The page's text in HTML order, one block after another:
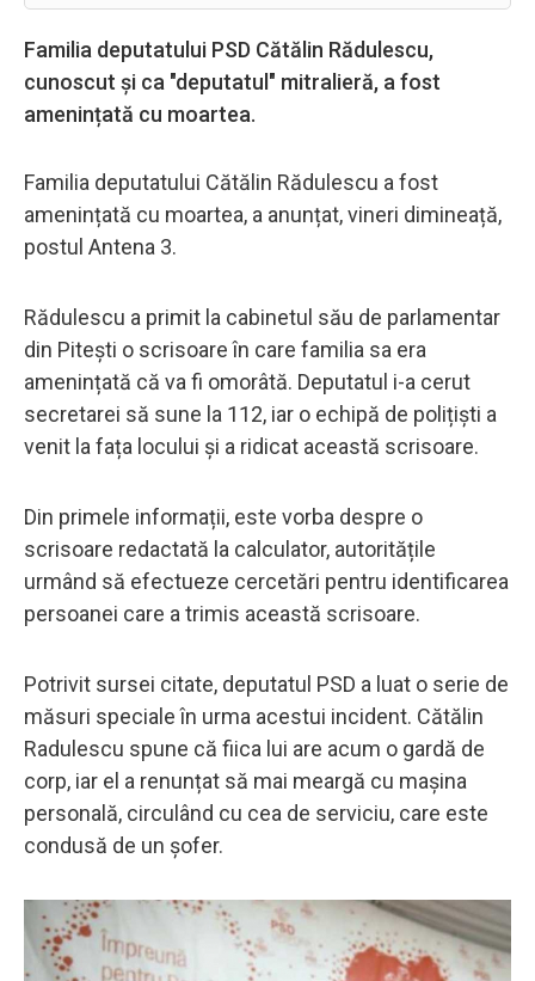
Familia deputatului PSD Cătălin Rădulescu,
cunoscut și ca "deputatul" mitralieră, a fost
amenințată cu moartea.
Familia deputatului Cătălin Rădulescu a fost
amenințată cu moartea, a anunțat, vineri dimineață,
postul Antena 3.
Rădulescu a primit la cabinetul său de parlamentar
din Pitești o scrisoare în care familia sa era
amenințată că va fi omorâtă. Deputatul i-a cerut
secretarei să sune la 112, iar o echipă de polițiști a
venit la fața locului și a ridicat această scrisoare.
Din primele informații, este vorba despre o
scrisoare redactată la calculator, autoritățile
urmând să efectueze cercetări pentru identificarea
persoanei care a trimis această scrisoare.
Potrivit sursei citate, deputatul PSD a luat o serie de
măsuri speciale în urma acestui incident. Cătălin
Radulescu spune că fiica lui are acum o gardă de
corp, iar el a renunțat să mai meargă cu mașina
personală, circulând cu cea de serviciu, care este
condusă de un șofer.